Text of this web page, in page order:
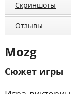
Скриншоты
Отзывы
Mozg
Сюжет игры